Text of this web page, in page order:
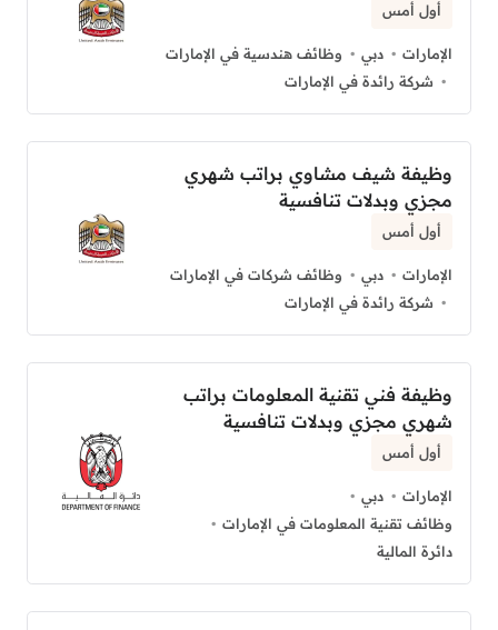
أول أمس
الإمارات دبي
وظائف هندسية في الإمارات
شركة رائدة في الإمارات
وظيفة شيف مشاوي براتب شهري
مجزي وبدلات تنافسية
أول أمس
الإمارات دبي
وظائف شركات في الإمارات
شركة رائدة في الإمارات
وظيفة فني تقنية المعلومات براتب
شهري مجزي وبدلات تنافسية
أول أمس
الإمارات
دبي
وظائف تقنية المعلومات في الإمارات
دائرة المالية